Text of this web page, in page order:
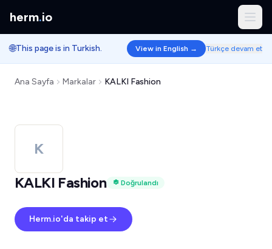
herm.io
🌐This page is in Turkish. View in English → Türkçe devam et
Ana Sayfa Markalar KALKI Fashion
K
KALKI Fashion
Doğrulandı
Herm.io'da takip et